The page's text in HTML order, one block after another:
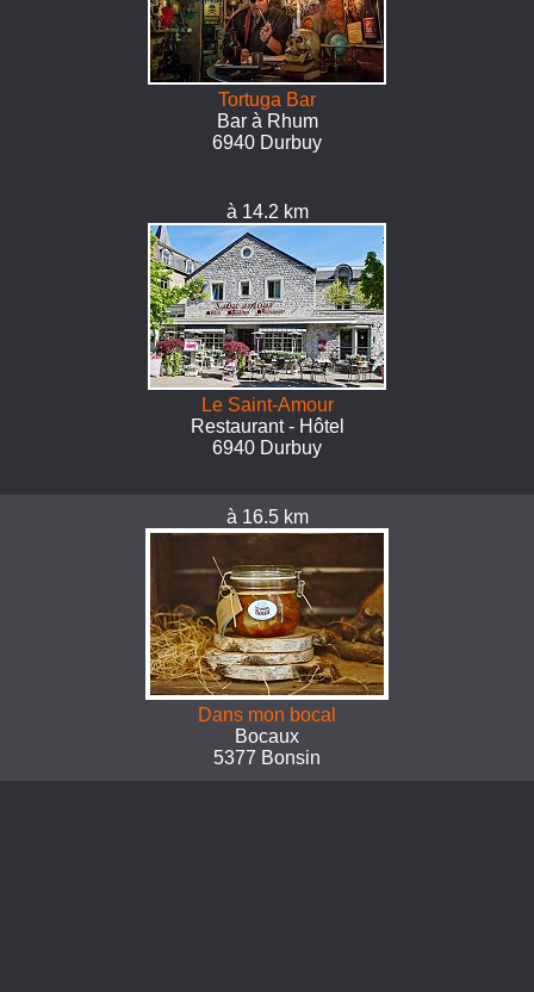
Tortuga Bar
Bar à Rhum
6940 Durbuy
à 14.2 km
Le Saint-Amour
Restaurant - Hôtel
6940 Durbuy
à 16.5 km
Dans mon bocal
Bocaux
5377 Bonsin